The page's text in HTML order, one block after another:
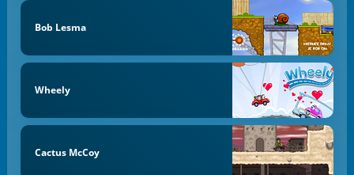
Bob Lesma
Wheely
Cactus McCoy